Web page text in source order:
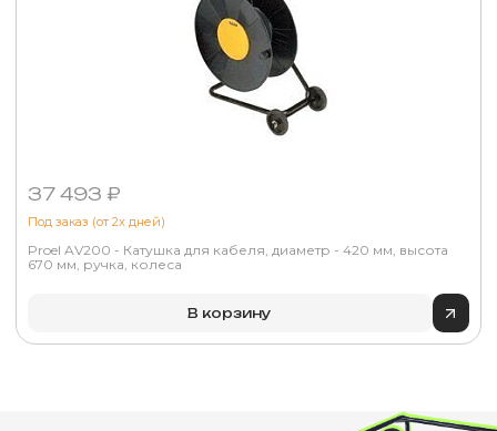
37 493 ₽
Под заказ (от 2х дней)
Proel AV200 - Катушка для кабеля, диаметр - 420 мм, высота
670 мм, ручка, колеса
В корзину